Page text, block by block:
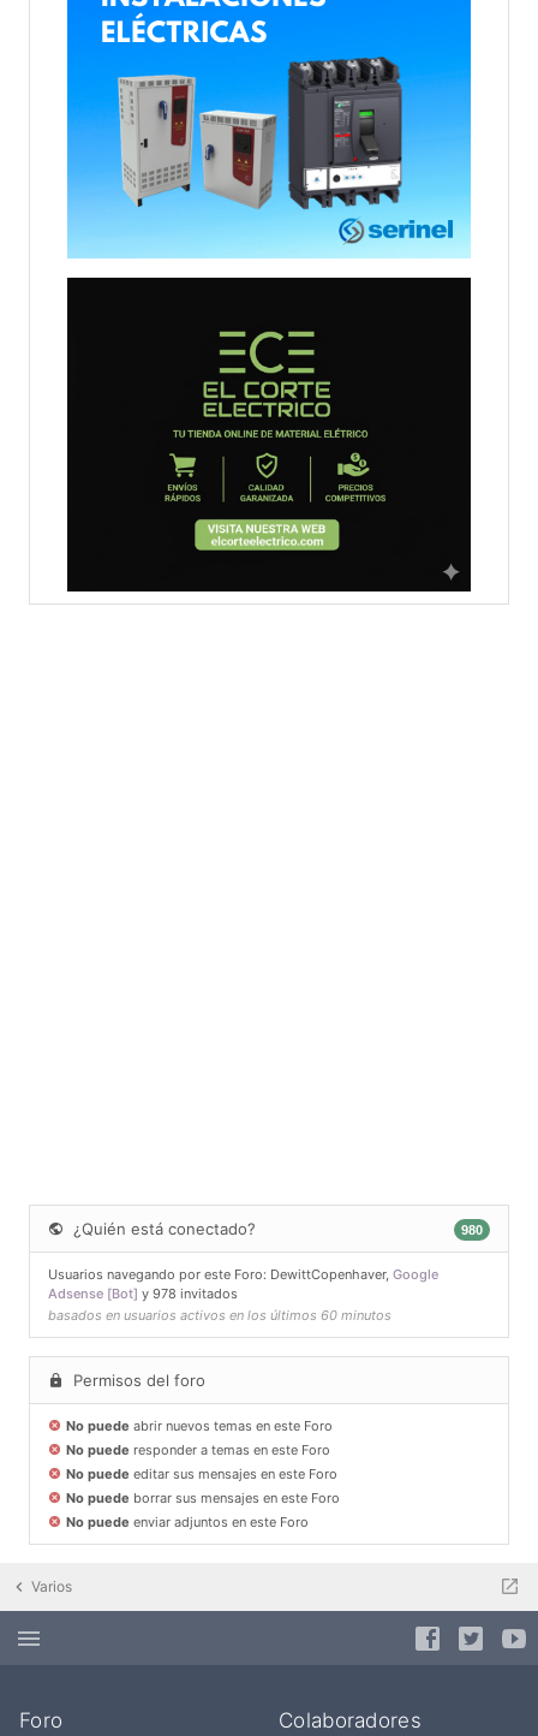
¿Quién está conectado? 980
Usuarios navegando por este Foro: DewittCopenhaver, Google
Adsense [Bot] y 978 invitados
basados en usuarios activos en los últimos 60 minutos
Permisos del foro
No puede abrir nuevos temas en este Foro
No puede responder a temas en este Foro
No puede editar sus mensajes en este Foro
No puede borrar sus mensajes en este Foro
No puede enviar adjuntos en este Foro
Varios
Foro Colaboradores